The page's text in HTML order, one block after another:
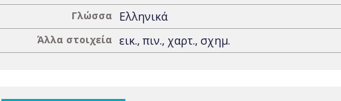
Γλώσσα Ελληνικά
Άλλα στοιχεία εικ., πιν., χαρτ., σχημ.